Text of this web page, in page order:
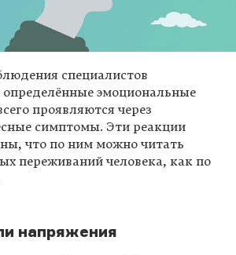
специалистов
эмоциональные
проявляются через
симптомы. Эти реакции
что по ним можно читать
переживаний человека, как по
напряжения